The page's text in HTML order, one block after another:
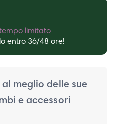
limitato
entro 36/48 ore!
meglio delle sue
e accessori